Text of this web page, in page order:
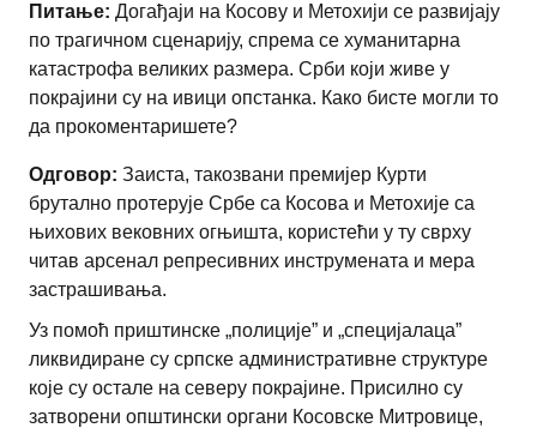
Питање: Догађаји на Косову и Метохији се развијају
по трагичном сценарију, спрема се хуманитарна
катастрофа великих размера. Срби који живе у
покрајини су на ивици опстанка. Како бисте могли то
да прокоментаришете?
Одговор: Заиста, такозвани премијер Курти
брутално протерује Србе са Косова и Метохије са
њихових вековних огњишта, користећи у ту сврху
читав арсенал репресивних инструмената и мера
застрашивања.
Уз помоћ приштинске „полиције” и „специјалаца”
ликвидиране су српске административне структуре
које су остале на северу покрајине. Присилно су
затворени општински органи Косовске Митровице,